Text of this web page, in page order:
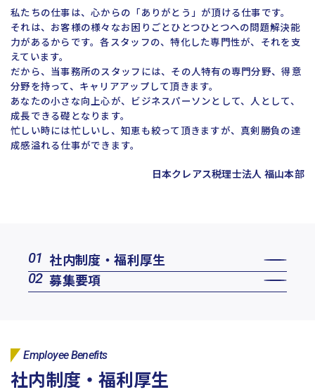
拠点一覧
東京本社東京中野本部埼玉川口本部 千葉本部高崎本部
富山本部高岡本部大阪本部 北大阪本部神戸三宮本部 福山本部
宮崎本部
グループ企業一覧
日本クレアス社会保険労務士法人
日本クレアス弁護士法人
企業情報
企業理念 グループ概要
グループの強み
私たちの仕事は、心からの「ありがとう」が頂ける仕事です。
それは、お客様の様々なお困りごとひとつひとつへの問題解決能
力があるからです。各スタッフの、特化した専門性が、それを支
えています。
だから、当事務所のスタッフには、その人特有の専門分野、得意
分野を持って、キャリアアップして頂きます。
あなたの小さな向上心が、ビジネスパーソンとして、人として、
成長できる礎となります。
忙しい時には忙しいし、知恵も絞って頂きますが、真剣勝負の達
成感溢れる仕事ができます。
日本クレアス税理士法人 福山本部
社内制度・福利厚生
募集要項
Employee Benefits
社内制度・福利厚生